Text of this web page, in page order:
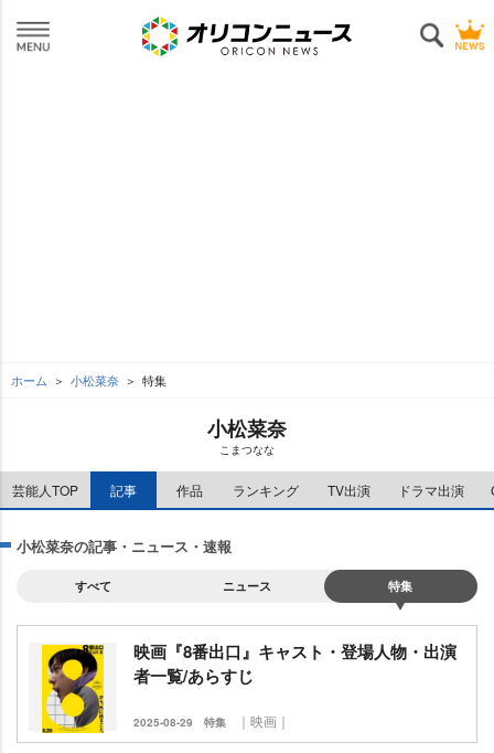
ホーム 小松菜奈 特集
小松菜奈
こまつなな
芸能人TOP 記事 作品 ランキング TV出演 ドラマ出演
小松菜奈の記事・ニュース・速報
すべて ニュース 特集
映画『8番出口』キャスト・登場人物・出演
者一覧/あらすじ
2025-08-29 特集 ｜映画｜